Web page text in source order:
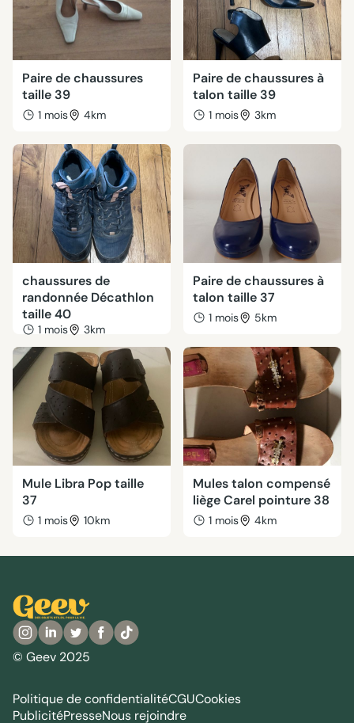
Paire de chaussures
taille 39
1 mois 4km
Paire de chaussures à
talon taille 39
1 mois 3km
chaussures de
randonnée Décathlon
taille 40
1 mois 3km
Paire de chaussures à
talon taille 37
1 mois 5km
Mule Libra Pop taille
37
1 mois 10km
Mules talon compensé
liège Carel pointure 38
1 mois 4km
© Geev 2025
Politique de confidentialitéCGUCookies
PublicitéPresseNous rejoindre